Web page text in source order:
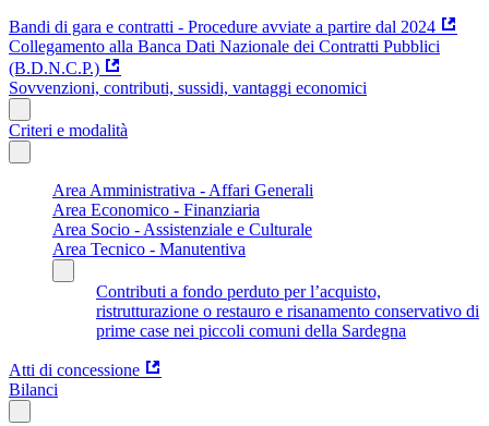
Bandi di gara e contratti - Procedure avviate a partire dal 2024
Collegamento alla Banca Dati Nazionale dei Contratti Pubblici
(B.D.N.C.P.)
Sovvenzioni, contributi, sussidi, vantaggi economici
Criteri e modalità
Area Amministrativa - Affari Generali
Area Economico - Finanziaria
Area Socio - Assistenziale e Culturale
Area Tecnico - Manutentiva
Contributi a fondo perduto per l’acquisto,
ristrutturazione o restauro e risanamento conservativo di
prime case nei piccoli comuni della Sardegna
Atti di concessione
Bilanci